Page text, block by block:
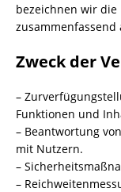
bezeichnen wir
zusammenfassend
Zweck der
–
Funktionen und
– Beantwortung
mit Nutzern.
–
–